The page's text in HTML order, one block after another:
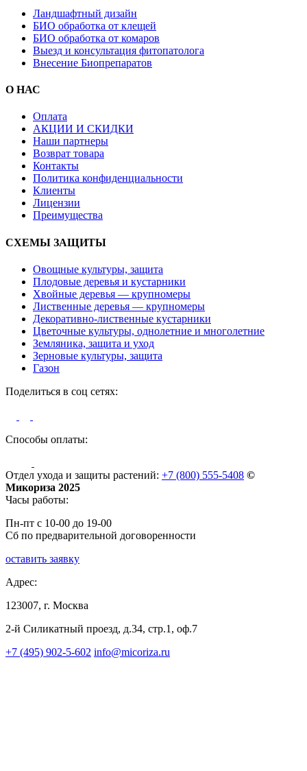
Ландшафтный дизайн
БИО обработка от клещей
БИО обработка от комаров
Выезд и консультация фитопатолога
Внесение Биопрепаратов
О НАС
Оплата
АКЦИИ И СКИДКИ
Наши партнеры
Возврат товара
Контакты
Политика конфиденциальности
Клиенты
Лицензии
Преимущества
СХЕМЫ ЗАЩИТЫ
Овощные культуры, защита
Плодовые деревья и кустарники
Хвойные деревья — крупномеры
Лиственные деревья — крупномеры
Декоративно-лиственные кустарники
Цветочные культуры, однолетние и многолетние
Земляника, защита и уход
Зерновые культуры, защита
Газон
Поделиться в соц сетях:
Способы оплаты:
Отдел ухода и защиты растений: +7 (800) 555-5408 ©
Микориза 2025
Часы работы:
Пн-пт с 10-00 до 19-00
Сб по предварительной договоренности
оставить заявку
Адрес:
123007, г. Москва
2-й Силикатный проезд, д.34, стр.1, оф.7
+7 (495) 902-5-602 info@micoriza.ru